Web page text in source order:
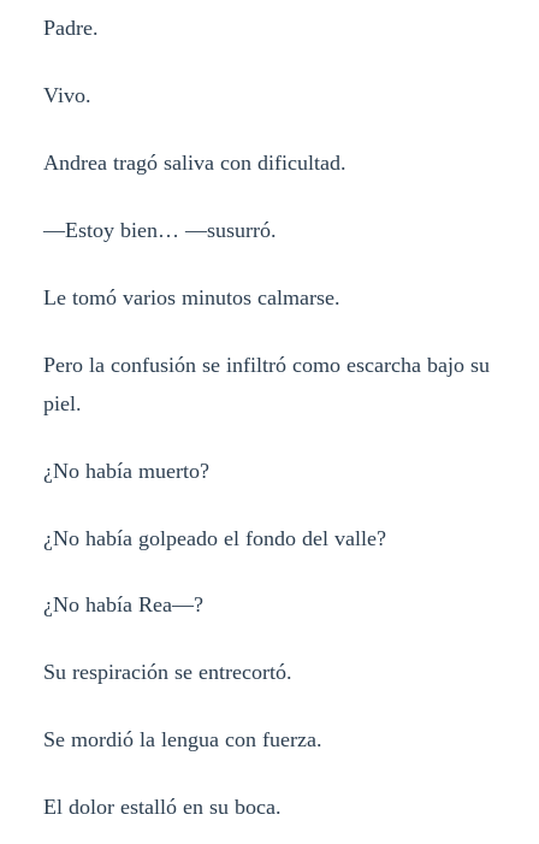
Padre.
Vivo.
Andrea tragó saliva con dificultad.
—Estoy bien… —susurró.
Le tomó varios minutos calmarse.
Pero la confusión se infiltró como escarcha bajo su
piel.
¿No había muerto?
¿No había golpeado el fondo del valle?
¿No había Rea—?
Su respiración se entrecortó.
Se mordió la lengua con fuerza.
El dolor estalló en su boca.